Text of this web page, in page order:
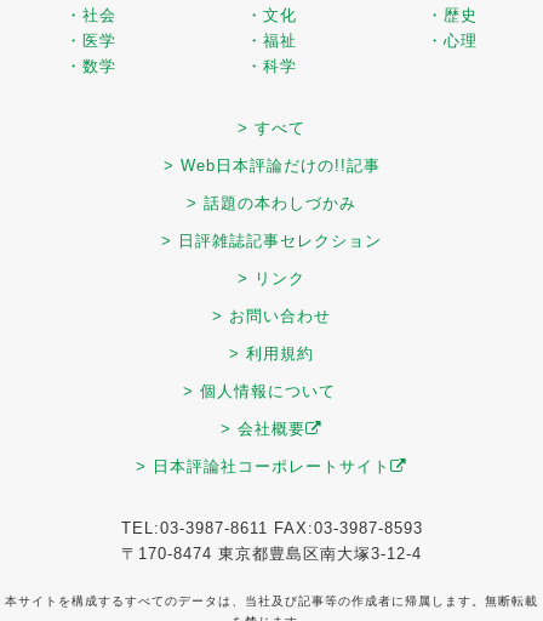
・社会
・文化
・歴史
・医学
・福祉
・心理
・数学
・科学
> すべて
> Web日本評論だけの!!記事
> 話題の本わしづかみ
> 日評雑誌記事セレクション
> リンク
> お問い合わせ
> 利用規約
> 個人情報について
> 会社概要
> 日本評論社コーポレートサイト
TEL:03-3987-8611 FAX:03-3987-8593
〒170-8474 東京都豊島区南大塚3-12-4
本サイトを構成するすべてのデータは、当社及び記事等の作成者に帰属します。無断転載